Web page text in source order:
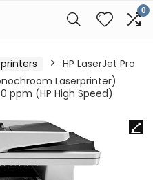
0
HP LaserJet Pro
Laserprinter)
ppm (HP High Speed)